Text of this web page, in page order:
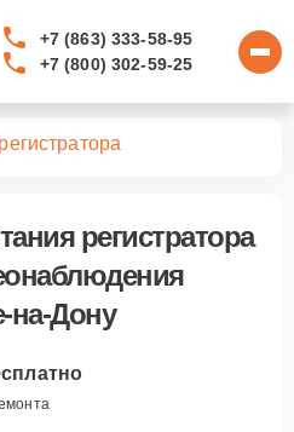
+7 (863) 333-58-95
+7 (800) 302-59-25
регистратора
на-Дону